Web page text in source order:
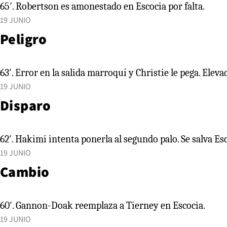
65′. Robertson es amonestado en Escocia por falta.
19 JUNIO
Peligro
63′. Error en la salida marroquí y Christie le pega.
19 JUNIO
Disparo
62′. Hakimi intenta ponerla al segundo palo. Se salva
19 JUNIO
Cambio
60′. Gannon-Doak reemplaza a Tierney en Escocia.
19 JUNIO